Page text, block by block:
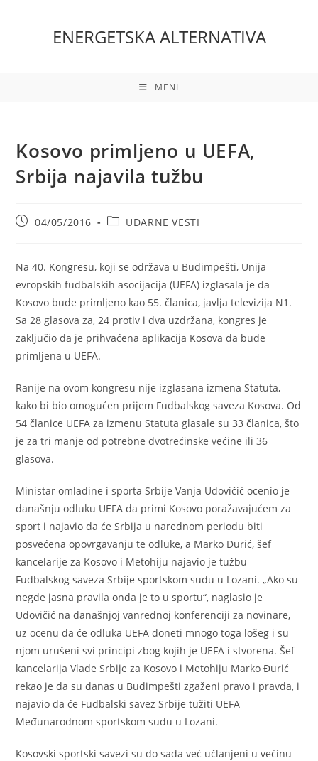
ENERGETSKA ALTERNATIVA
MENI
Kosovo primljeno u UEFA,
Srbija najavila tužbu
Post04/05/2016
PostUDARNE VESTI
Na 40. Kongresu, koji se održava u Budimpešti, Unija
evropskih fudbalskih asocijacija (UEFA) izglasala je da
Kosovo bude primljeno kao 55. članica, javlja televizija N1.
Sa 28 glasova za, 24 protiv i dva uzdržana, kongres je
zaključio da je prihvaćena aplikacija Kosova da bude
primljena u UEFA.
Ranije na ovom kongresu nije izglasana izmena Statuta,
kako bi bio omogućen prijem Fudbalskog saveza Kosova. Od
54 članice UEFA za izmenu Statuta glasale su 33 članica, što
je za tri manje od potrebne dvotrećinske većine ili 36
glasova.
Ministar omladine i sporta Srbije Vanja Udovičić ocenio je
današnju odluku UEFA da primi Kosovo poražavajućem za
sport i najavio da će Srbija u narednom periodu biti
posvećena opovrgavanju te odluke, a Marko Đurić, šef
kancelarije za Kosovo i Metohiju najavio je tužbu
Fudbalskog saveza Srbije sportskom sudu u Lozani. „Ako su
negde jasna pravila onda je to u sportu“, naglasio je
Udovičić na današnjoj vanrednoj konferenciji za novinare,
uz ocenu da će odluka UEFA doneti mnogo toga lošeg i su
njom urušeni svi principi zbog kojih je UEFA i stvorena. Šef
kancelarija Vlade Srbije za Kosovo i Metohiju Marko Đurić
rekao je da su danas u Budimpešti zgaženi pravo i pravda, i
najavio da će Fudbalski savez Srbije tužiti UEFA
Međunarodnom sportskom sudu u Lozani.
Kosovski sportski savezi su do sada već učlanjeni u većinu